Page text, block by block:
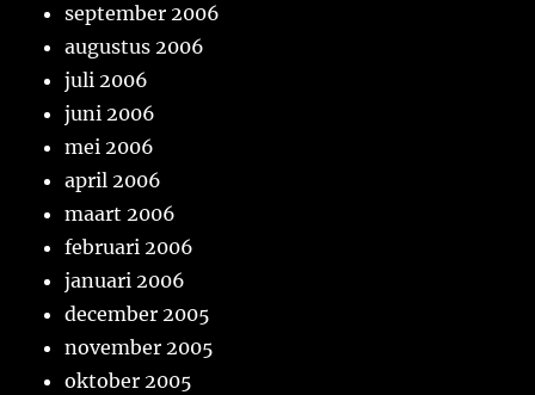
september 2006
augustus 2006
juli 2006
juni 2006
mei 2006
april 2006
maart 2006
februari 2006
januari 2006
december 2005
november 2005
oktober 2005